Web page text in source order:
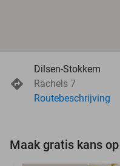
Dilsen-Stokkem
Rachels 7
Routebeschrijving